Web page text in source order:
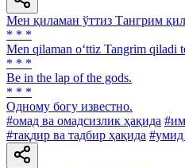
Мен қиламан ўттиз Тангрим
* * *
Men qilaman o‘ttiz Tangrim qiladi
* * *
Be in the lap of the gods.
* * *
Одному богу известно.
#омад ва омадсизлик ҳақида
#тақдир ва тадбир ҳақида #умид